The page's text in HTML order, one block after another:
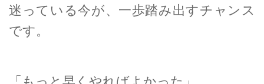
迷っている今が、一歩踏み出すチャンス
です。